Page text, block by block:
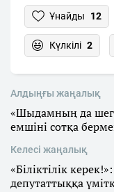
Ұнайды 12
Күлкілі 2
Алдыңғы жаңалық
«Шыдамның да
емшіні сотқа
Келесі жаңалық
«Біліктілік
депутаттыққа